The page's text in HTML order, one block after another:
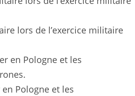
lors de l’exercice militaire
Pologne et les